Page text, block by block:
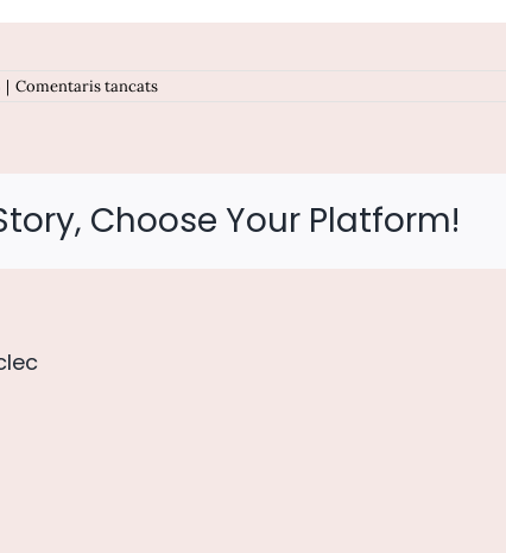
| Comentaris tancatsa
Choose Your Platform!